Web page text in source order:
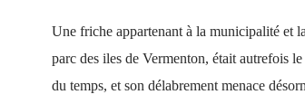
Une friche appartenant à la municipalité et
parc des iles de Vermenton, était autrefois
du temps, et son délabrement menace